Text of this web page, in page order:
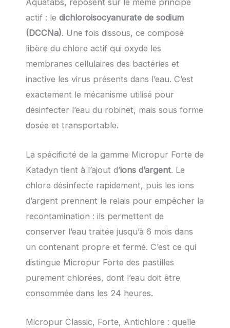
Aquatabs, reposent sur le même principe
actif : le dichloroisocyanurate de sodium
(DCCNa). Une fois dissous, ce composé
libère du chlore actif qui oxyde les
membranes cellulaires des bactéries et
inactive les virus présents dans l’eau. C’est
exactement le mécanisme utilisé pour
désinfecter l’eau du robinet, mais sous forme
dosée et transportable.
La spécificité de la gamme Micropur Forte de
Katadyn tient à l’ajout d’ions d’argent. Le
chlore désinfecte rapidement, puis les ions
d’argent prennent le relais pour empêcher la
recontamination : ils permettent de
conserver l’eau traitée jusqu’à 6 mois dans
un contenant propre et fermé. C’est ce qui
distingue Micropur Forte des pastilles
purement chlorées, dont l’eau doit être
consommée dans les 24 heures.
Micropur Classic, Forte, Antichlore : quelle